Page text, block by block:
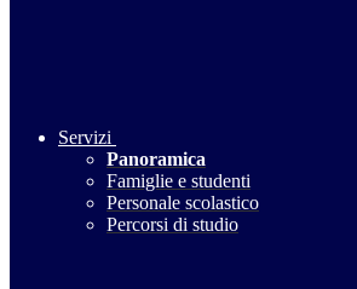
Servizi
Panoramica
Famiglie e studenti
Personale scolastico
Percorsi di studio